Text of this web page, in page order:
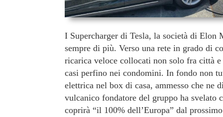
I Supercharger di Tesla, la società di Elon
sempre di più. Verso una rete in grado di
ricarica veloce collocati non solo fra città
casi perfino nei condomini. In fondo non
elettrica nel box di casa, ammesso che
vulcanico fondatore del gruppo ha svelato
coprirà “il 100% dell’Europa” dal